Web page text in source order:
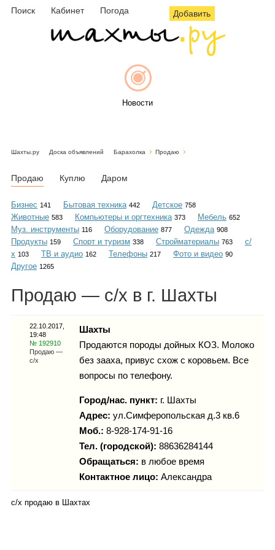
Поиск Кабинет Погода Добавить
Новости
Объявления
Шахты.ру Доска объявлений Барахолка Продаю
Продаю Куплю Даром
Бизнес 141 Бытовая техника 442 Детское 758
Животные 583 Компьютеры и оргтехника 373 Мебель 652
Муз. инструменты 116 Оборудование 877 Одежда 908
Продукты 159 Спорт и туризм 338 Стройматериалы 763
с/
х 103 ТВ и аудио 162 Телефоны 217 Фото и видео 90
Другое 1265
Продаю — с/х в г. Шахты
22.10.2017,
19:48
№ 192910
Продаю —
с/х
Шахты
Продаются породы дойных КОЗ. Молоко
без зааха, привус схож с коровьем. Все
вопросы по телефону.
Город/нас. пункт: г. Шахты
Адрес: ул.Симферопольская д.3 кв.6
Моб.: 8-928-174-91-16
Тел. (городской): 88636284144
Обращаться: в любое время
Контактное лицо: Александра
с/х продаю в Шахтах